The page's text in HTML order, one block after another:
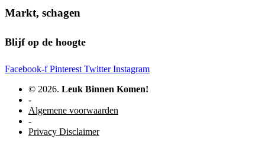
Markt, schagen
Blijf op de hoogte
Facebook-f Pinterest Twitter Instagram
© 2026. Leuk Binnen Komen!
-
Algemene voorwaarden
-
Privacy Disclaimer